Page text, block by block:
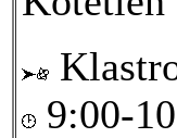
9:00-